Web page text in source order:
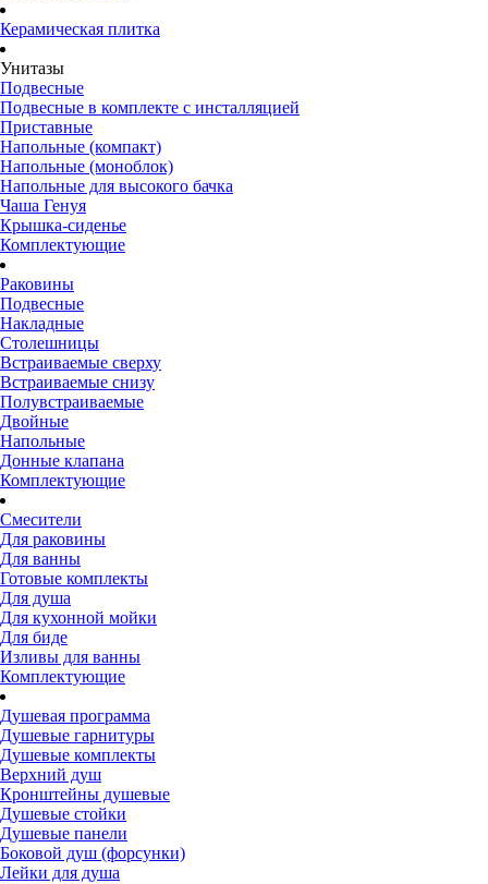
Керамическая плитка
Унитазы
Подвесные
Подвесные в комплекте с инсталляцией
Приставные
Напольные (компакт)
Напольные (моноблок)
Напольные для высокого бачка
Чаша Генуя
Крышка-сиденье
Комплектующие
Раковины
Подвесные
Накладные
Столешницы
Встраиваемые сверху
Встраиваемые снизу
Полувстраиваемые
Двойные
Напольные
Донные клапана
Комплектующие
Смесители
Для раковины
Для ванны
Готовые комплекты
Для душа
Для кухонной мойки
Для биде
Изливы для ванны
Комплектующие
Душевая программа
Душевые гарнитуры
Душевые комплекты
Верхний душ
Кронштейны душевые
Душевые стойки
Душевые панели
Боковой душ (форсунки)
Лейки для душа